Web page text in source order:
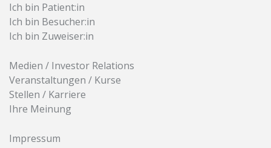
Ich bin Patient:in
Ich bin Besucher:in
Ich bin Zuweiser:in
Medien / Investor Relations
Veranstaltungen / Kurse
Stellen / Karriere
Ihre Meinung
Impressum